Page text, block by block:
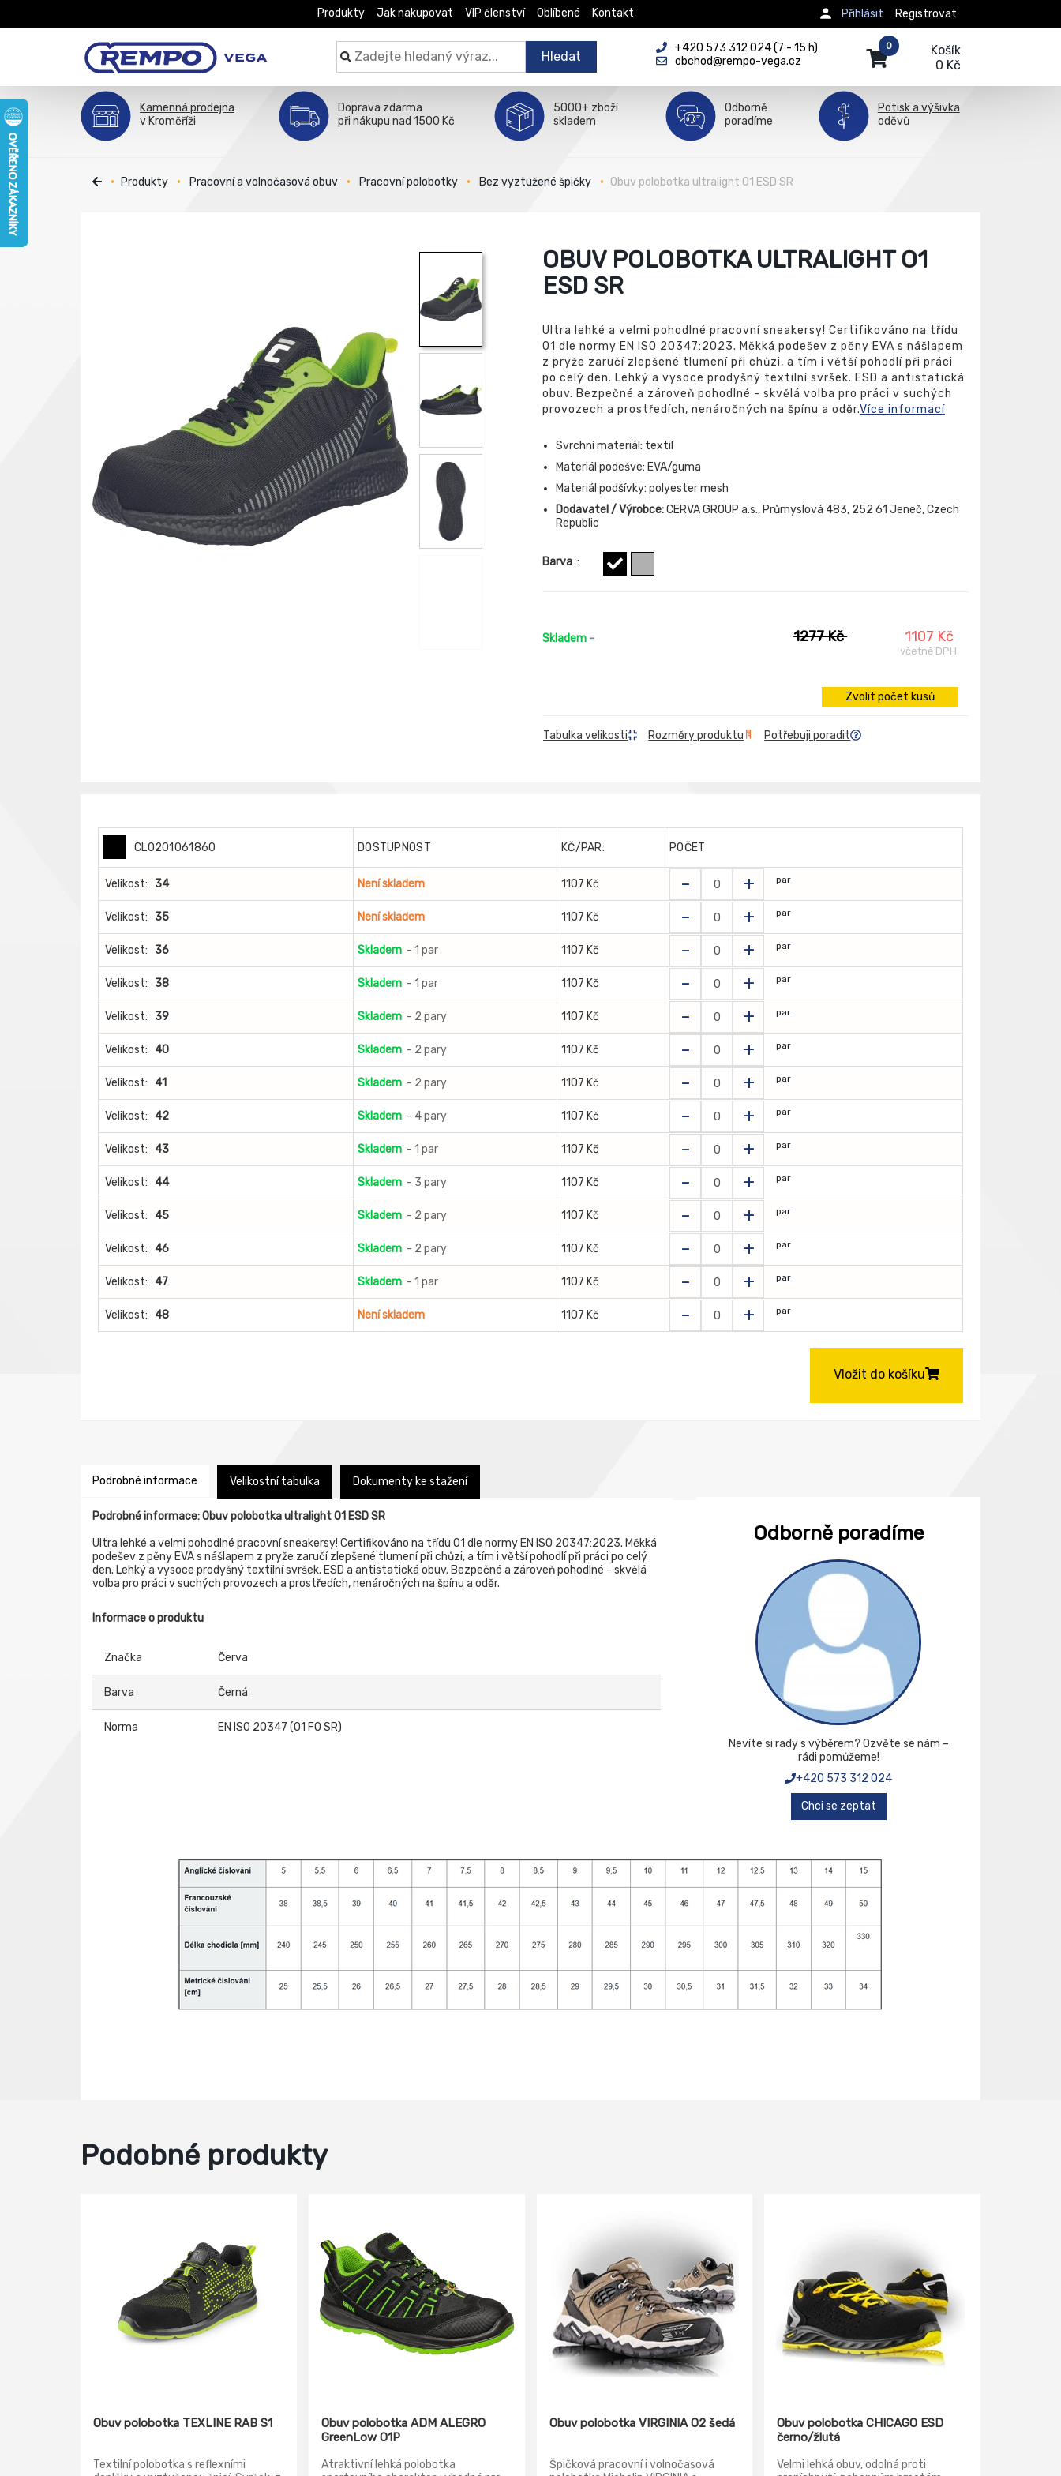
Produkty Jak nakupovat VIP členství Oblíbené Kontakt Registrovat
Přihlásit
Hledat
+420 573 312 024 (7 - 15 h)
obchod@rempo-vega.cz
Košík
0 Kč
0
Kamenná prodejna
v Kroměříži
Doprava zdarma
při nákupu nad 1500 Kč
5000+ zboží
skladem
Odborně
poradíme
Potisk a výšivka
oděvů
Produkty Pracovní a volnočasová obuv Pracovní polobotky Bez vyztužené špičky Obuv polobotka ultralight O1 ESD SR
OBUV POLOBOTKA ULTRALIGHT O1
ESD SR
Ultra lehké a velmi pohodlné pracovní sneakersy! Certifikováno na třídu
O1 dle normy EN ISO 20347:2023. Měkká podešev z pěny EVA s nášlapem
z pryže zaručí zlepšené tlumení při chůzi, a tím i větší pohodlí při práci
po celý den. Lehký a vysoce prodyšný textilní svršek. ESD a antistatická
obuv. Bezpečné a zároveň pohodlné - skvělá volba pro práci v suchých
provozech a prostředích, nenáročných na špínu a oděr.Více informací
Svrchní materiál: textil
Materiál podešve: EVA/guma
Materiál podšívky: polyester mesh
Dodavatel / Výrobce:CERVA GROUP a.s., Průmyslová 483, 252 61 Jeneč, Czech
Republic
Barva :
Skladem - 1277 Kč 1107 Kč
včetně DPH
Zvolit počet kusů
Tabulka velikosti Rozměry produktu Potřebuji poradit
CL0201061860 DOSTUPNOST KČ/PAR: POČET
Velikost: 34 Není skladem 1107 Kč - + par
Velikost: 35 Není skladem 1107 Kč - + par
Velikost: 36 Skladem - 1 par 1107 Kč - + par
Velikost: 38 Skladem - 1 par 1107 Kč - + par
Velikost: 39 Skladem - 2 pary 1107 Kč - + par
Velikost: 40 Skladem - 2 pary 1107 Kč - + par
Velikost: 41 Skladem - 2 pary 1107 Kč - + par
Velikost: 42 Skladem - 4 pary 1107 Kč - + par
Velikost: 43 Skladem - 1 par 1107 Kč - + par
Velikost: 44 Skladem - 3 pary 1107 Kč - + par
Velikost: 45 Skladem - 2 pary 1107 Kč - + par
Velikost: 46 Skladem - 2 pary 1107 Kč - + par
Velikost: 47 Skladem - 1 par 1107 Kč - + par
Velikost: 48 Není skladem 1107 Kč - + par
Vložit do košíku
Podrobné informace Velikostní tabulka Dokumenty ke stažení
Podrobné informace: Obuv polobotka ultralight O1 ESD SR
Ultra lehké a velmi pohodlné pracovní sneakersy! Certifikováno na třídu O1 dle normy EN ISO 20347:2023. Měkká
podešev z pěny EVA s nášlapem z pryže zaručí zlepšené tlumení při chůzi, a tím i větší pohodlí při práci po celý
den. Lehký a vysoce prodyšný textilní svršek. ESD a antistatická obuv. Bezpečné a zároveň pohodlné - skvělá
volba pro práci v suchých provozech a prostředích, nenáročných na špínu a oděr.
Informace o produktu
Značka Červa
Barva Černá
Norma EN ISO 20347 (O1 FO SR)
Odborně poradíme
Nevíte si rady s výběrem? Ozvěte se nám –
rádi pomůžeme!
+420 573 312 024
Chci se zeptat
Podobné produkty
Obuv polobotka TEXLINE RAB S1
Textilní polobotka s reflexními
Obuv polobotka ADM ALEGRO
GreenLow O1P
Atraktivní lehká polobotka
Obuv polobotka VIRGINIA O2 šedá
Špičková pracovní i volnočasová
Obuv polobotka CHICAGO ESD
černo/žlutá
Velmi lehká obuv, odolná proti